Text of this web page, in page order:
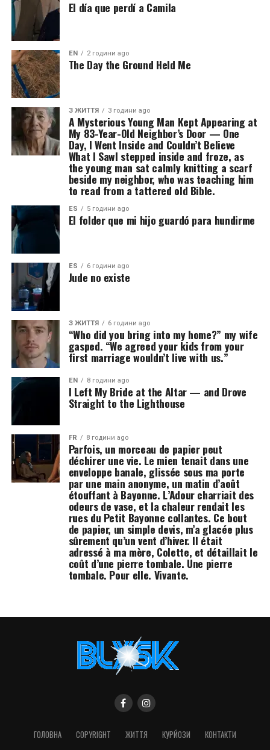
El día que perdí a Camila
EN 2 години ago
The Day the Ground Held Me
З ЖИТТЯ 3 години ago
A Mysterious Young Man Kept Appearing at
My 83-Year-Old Neighbor’s Door — One
Day, I Went Inside and Couldn’t Believe
What I SawI stepped inside and froze, as
the young man sat calmly knitting a scarf
beside my neighbor, who was teaching him
to read from a tattered old Bible.
ES 5 години ago
El folder que mi hijo guardó para hundirme
ES 6 години ago
Jude no existe
З ЖИТТЯ 6 години ago
“Who did you bring into my home?” my wife
gasped. “We agreed your kids from your
first marriage wouldn’t live with us.”
EN 8 години ago
I Left My Bride at the Altar — and Drove
Straight to the Lighthouse
FR 8 години ago
Parfois, un morceau de papier peut
déchirer une vie. Le mien tenait dans une
enveloppe banale, glissée sous ma porte
par une main anonyme, un matin d’août
étouffant à Bayonne. L’Adour charriait des
odeurs de vase, et la chaleur rendait les
rues du Petit Bayonne collantes. Ce bout
de papier, un simple devis, m’a glacée plus
sûrement qu’un vent d’hiver. Il était
adressé à ma mère, Colette, et détaillait le
coût d’une pierre tombale. Une pierre
tombale. Pour elle. Vivante.
ГОЛОВНА COPYRIGHT ЖИТТЯ КУРЙОЗИ КОНТАКТИ